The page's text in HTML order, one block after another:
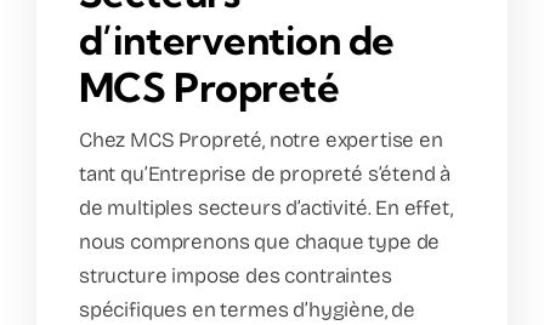
d’intervention de
MCS Propreté
Chez MCS Propreté, notre expertise en
tant qu’Entreprise de propreté s’étend à
de multiples secteurs d’activité. En effet,
nous comprenons que chaque type de
structure impose des contraintes
spécifiques en termes d’hygiène, de